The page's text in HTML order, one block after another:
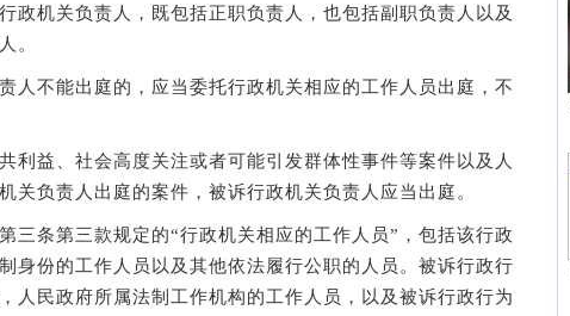
机关负责人，既包括正职负责人，也包括副职负责人以及
。
不能出庭的，应当委托行政机关相应的工作人员出庭，不
益、社会高度关注或者可能引发群体性事件等案件以及人
关负责人出庭的案件，被诉行政机关负责人应当出庭。
条第三款规定的“行政机关相应的工作人员”，包括该行政
身份的工作人员以及其他依法履行公职的人员。被诉行政行
人民政府所属法制工作机构的工作人员，以及被诉行政行为